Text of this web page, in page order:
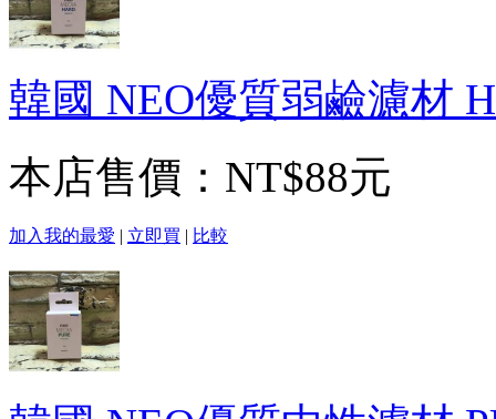
韓國 NEO優質弱鹼濾材
本店售價： NT$88元
加入我的最愛 | 立即買 | 比較